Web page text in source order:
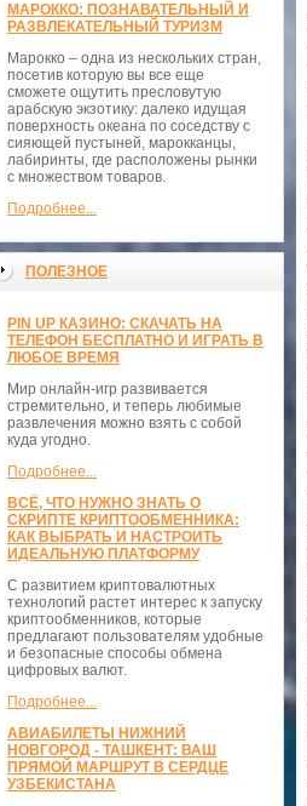
МАРОККО: ПОЗНАВАТЕЛЬНЫЙ И
РАЗВЛЕКАТЕЛЬНЫЙ ТУРИЗМ
Марокко – одна из нескольких стран,
посетив которую вы все еще
сможете ощутить пресловутую
арабскую экзотику: далеко идущая
поверхность океана по соседству с
сияющей пустыней, марокканцы,
лабиринты, где расположены рынки
с множеством товаров.
Подробнее...
ПОЛЕЗНОЕ
PIN UP КАЗИНО: СКАЧАТЬ НА
ТЕЛЕФОН БЕСПЛАТНО И ИГРАТЬ В
ЛЮБОЕ ВРЕМЯ
Мир онлайн-игр развивается
стремительно, и теперь любимые
развлечения можно взять с собой
куда угодно.
Подробнее...
ВСЁ, ЧТО НУЖНО ЗНАТЬ О
СКРИПТЕ КРИПТООБМЕННИКА:
КАК ВЫБРАТЬ И НАСТРОИТЬ
ИДЕАЛЬНУЮ ПЛАТФОРМУ
С развитием криптовалютных
технологий растет интерес к запуску
криптообменников, которые
предлагают пользователям удобные
и безопасные способы обмена
цифровых валют.
Подробнее...
АВИАБИЛЕТЫ НИЖНИЙ
НОВГОРОД - ТАШКЕНТ: ВАШ
ПРЯМОЙ МАРШРУТ В СЕРДЦЕ
УЗБЕКИСТАНА